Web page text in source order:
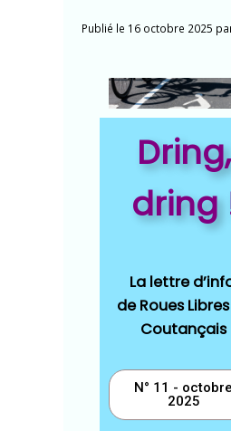
Publié le 16 octobre 2025
Dring,
dring
La lettre
de Roues
Coutançais
N° 11 - octobre
2025